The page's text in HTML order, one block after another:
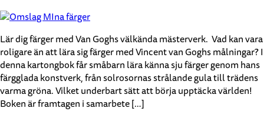
Lär dig färger med Van Goghs välkända mästerverk. Vad kan vara
roligare än att lära sig färger med Vincent van Goghs målningar? I
denna kartongbok får småbarn lära känna sju färger genom hans
färgglada konstverk, från solrosornas strålande gula till trädens
varma gröna. Vilket underbart sätt att börja upptäcka världen!
Boken är framtagen i samarbete […]